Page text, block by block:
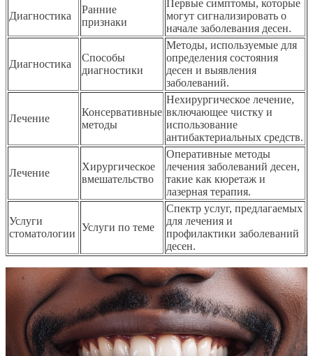
Диагностика
Ранние
признаки
Первые симптомы, которые
могут сигнализировать о
начале заболевания десен.
Диагностика
Способы
диагностики
Методы, используемые для
определения состояния
десен и выявления
заболеваний.
Лечение
Консервативные
методы
Нехирургическое лечение,
включающее чистку и
использование
антибактериальных средств.
Лечение
Хирургическое
вмешательство
Оперативные методы
лечения заболеваний десен,
такие как кюретаж и
лазерная терапия.
Услуги
стоматологии
Услуги по теме
Спектр услуг, предлагаемых
для лечения и
профилактики заболеваний
десен.